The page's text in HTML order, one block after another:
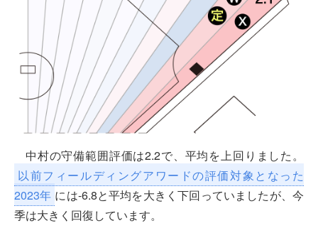
中村の守備範囲評価は2.2で、平均を上回りました。
以前フィールディングアワードの評価対象となった
2023年 には-6.8と平均を大きく下回っていましたが、今
季は大きく回復しています。